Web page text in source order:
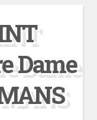
Dame